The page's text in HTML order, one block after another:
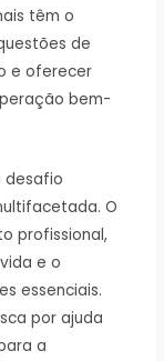
têm o
de
e oferecer
bem-
desafio
O
profissional,
e o
essenciais.
por ajuda
a